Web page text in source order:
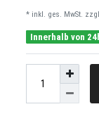
* inkl. ges. MwSt.
Innerhalb von